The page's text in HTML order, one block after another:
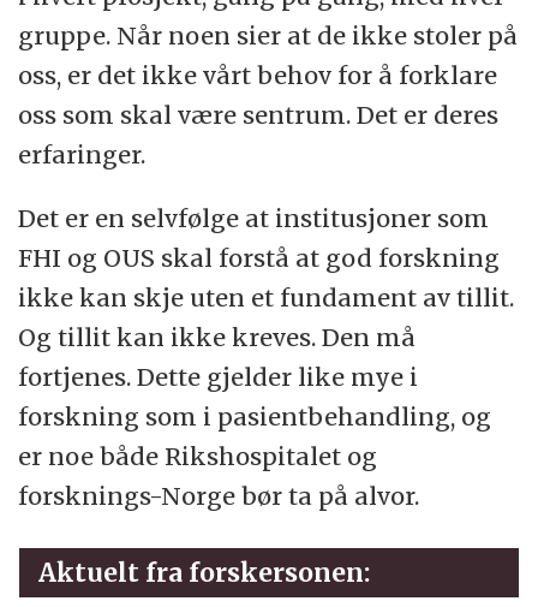
gruppe. Når noen sier at de ikke stoler på
oss, er det ikke vårt behov for å forklare
oss som skal være sentrum. Det er deres
erfaringer.
Det er en selvfølge at institusjoner som
FHI og OUS skal forstå at god forskning
ikke kan skje uten et fundament av tillit.
Og tillit kan ikke kreves. Den må
fortjenes. Dette gjelder like mye i
forskning som i pasientbehandling, og
er noe både Rikshospitalet og
forsknings-Norge bør ta på alvor.
Aktuelt fra forskersonen: